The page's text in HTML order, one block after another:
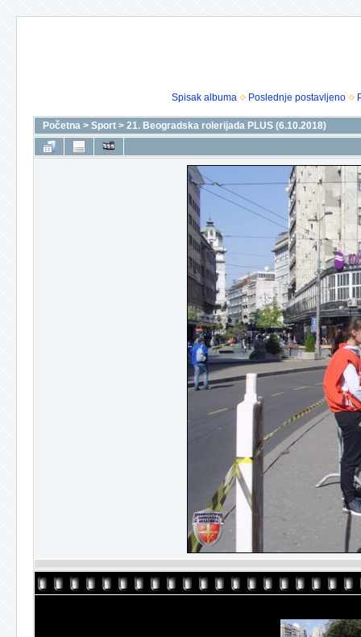
Spisak albuma Poslednje postavljeno
Početna > Sport > 21. Beogradska rolerijada PLUS (6.10.2018)